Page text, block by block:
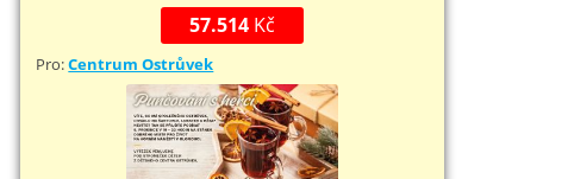
57.514 Kč
Pro:Centrum Ostrůvek